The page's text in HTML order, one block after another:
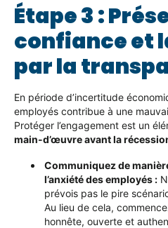
Étape 3 :
confiance et
par la
En période d’incertitude
employés contribue à une
Protéger l’engagement est un
main-d’œuvre avant la
Communiquez de
l’anxiété des employés :
prévois pas le pire
Au lieu de cela,
honnête, ouverte et